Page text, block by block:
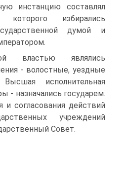
инстанцию составлял
избирались
думой и
властью являлись
- волостные, уездные
исполнительная
- назначались государем.
и согласования действий
учреждений
Совет.